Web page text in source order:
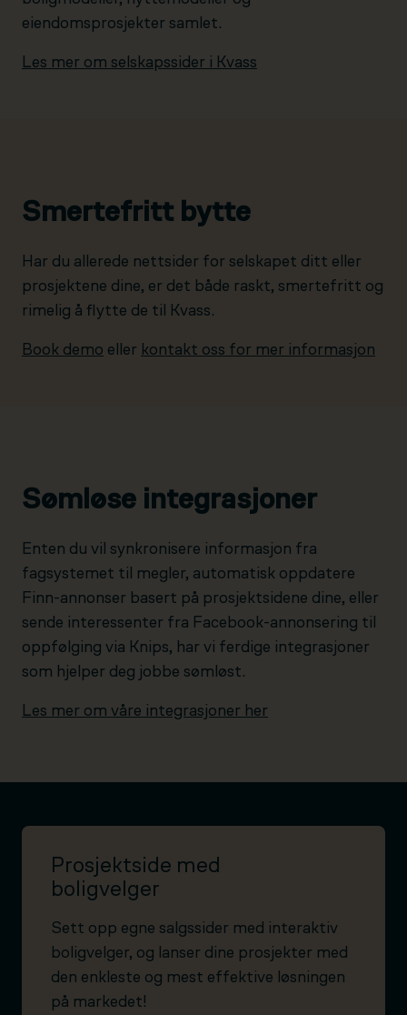
eiendomsprosjekter samlet.
Les mer om selskapssider i Kvass
Smertefritt bytte
Har du allerede nettsider for selskapet ditt eller
prosjektene dine, er det både raskt, smertefritt og
rimelig å flytte de til Kvass.
Book demo eller kontakt oss for mer informasjon
Sømløse integrasjoner
Enten du vil synkronisere informasjon fra
fagsystemet til megler, automatisk oppdatere
Finn-annonser basert på prosjektsidene dine, eller
sende interessenter fra Facebook-annonsering til
oppfølging via Knips, har vi ferdige integrasjoner
som hjelper deg jobbe sømløst.
Les mer om våre integrasjoner her
Prosjektside med
boligvelger
Sett opp egne salgssider med interaktiv
boligvelger, og lanser dine prosjekter med
den enkleste og mest effektive løsningen
på markedet!